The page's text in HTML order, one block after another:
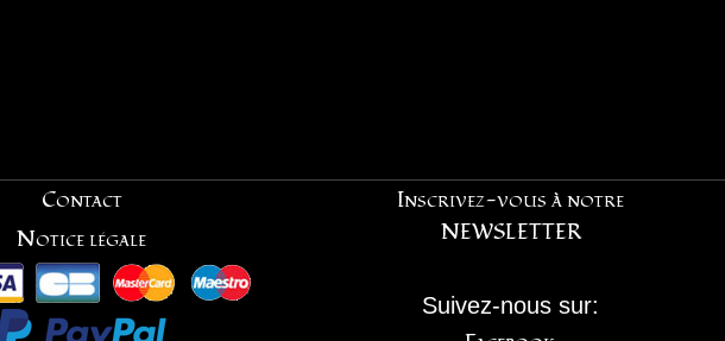
Contact
Notice légale
Inscrivez-vous à notre
NEWSLETTER
Suivez-nous sur: